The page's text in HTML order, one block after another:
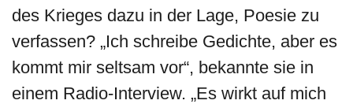
des Krieges dazu in der Lage, Poesie zu
verfassen? „Ich schreibe Gedichte, aber es
kommt mir seltsam vor“, bekannte sie in
einem Radio-Interview. „Es wirkt auf mich